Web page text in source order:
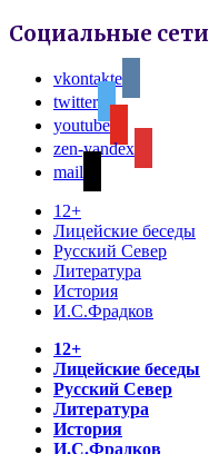
Социальные сети
vkontakte
twitter
youtube
zen-yandex
mail
12+
Лицейские беседы
Русский Север
Литература
История
И.С.Фрадков
12+
Лицейские беседы
Русский Север
Литература
История
И.С.Фрадков